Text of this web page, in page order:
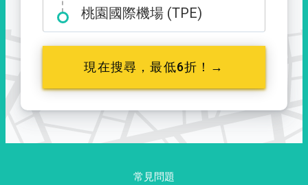
桃園國際機場 (TPE)
現在搜尋，最低6折！→
常見問題